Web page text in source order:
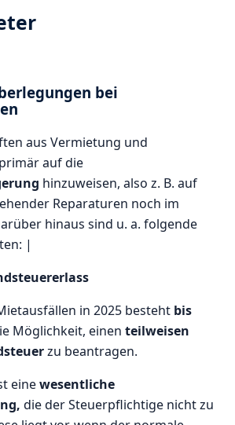
bei
aus Vermietung und
auf die
hinzuweisen, also z. B. auf
Reparaturen noch im
hinaus sind u. a. folgende
|
in 2025 besteht bis
Möglichkeit, einenteilweisen
zu beantragen.
einewesentliche
die der Steuerpflichtige nicht zu